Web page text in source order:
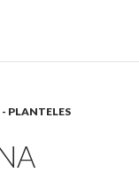
PLANTELES